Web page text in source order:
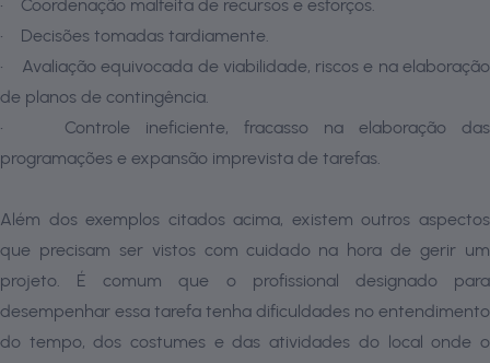
• Coordenação malfeita de recursos e esforços.
• Decisões tomadas tardiamente.
• Avaliação equivocada de viabilidade, riscos e na elaboração
de planos de contingência.
• Controle ineficiente, fracasso na elaboração das
programações e expansão imprevista de tarefas.
Além dos exemplos citados acima, existem outros aspectos
que precisam ser vistos com cuidado na hora de gerir um
projeto. É comum que o profissional designado para
desempenhar essa tarefa tenha dificuldades no entendimento
do tempo, dos costumes e das atividades do local onde o